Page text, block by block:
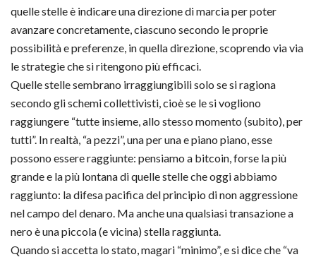
quelle stelle è indicare una direzione di marcia per poter
avanzare concretamente, ciascuno secondo le proprie
possibilità e preferenze, in quella direzione, scoprendo via via
le strategie che si ritengono più efficaci.
Quelle stelle sembrano irraggiungibili solo se si ragiona
secondo gli schemi collettivisti, cioè se le si vogliono
raggiungere “tutte insieme, allo stesso momento (subito), per
tutti”. In realtà, “a pezzi”, una per una e piano piano, esse
possono essere raggiunte: pensiamo a bitcoin, forse la più
grande e la più lontana di quelle stelle che oggi abbiamo
raggiunto: la difesa pacifica del principio di non aggressione
nel campo del denaro. Ma anche una qualsiasi transazione a
nero è una piccola (e vicina) stella raggiunta.
Quando si accetta lo stato, magari “minimo”, e si dice che “va